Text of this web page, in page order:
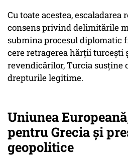
Cu toate acestea,
consens privind delimitările
submina procesul diplomatic
cere retragerea hărții turcești
revendicărilor, Turcia susține
drepturile legitime.
Uniunea
pentru Grecia și
geopolitice